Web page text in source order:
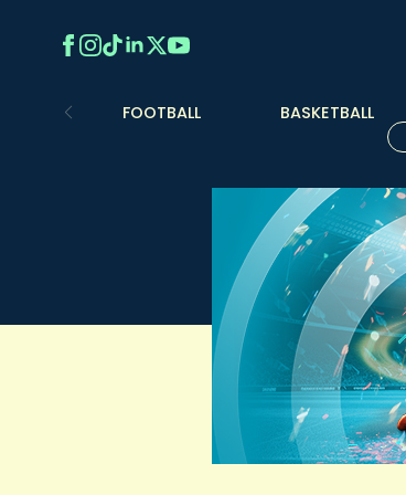
FOOTBALL BASKETBALL